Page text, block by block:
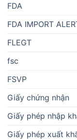
FDA
FDA IMPORT
FLEGT
fsc
FSVP
Giấy chứng nhận
Giấy phép nhập
Giấy phép xuất